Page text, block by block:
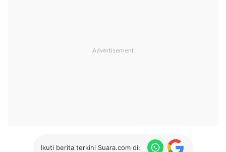
Ikuti berita terkini Suara.com di: